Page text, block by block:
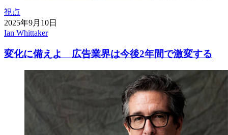
視点
2025年9月10日
Ian Whittaker
変化に備えよ 広告業界は今後2年間で激変する